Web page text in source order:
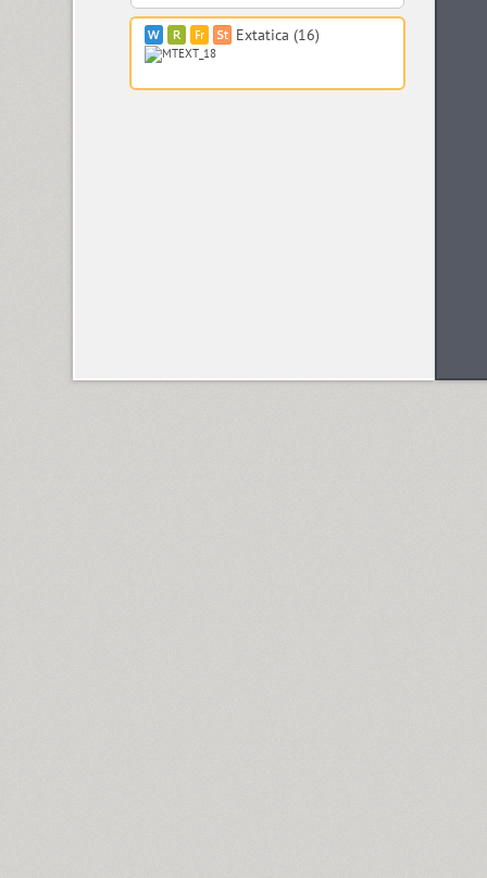
Extatica (16)